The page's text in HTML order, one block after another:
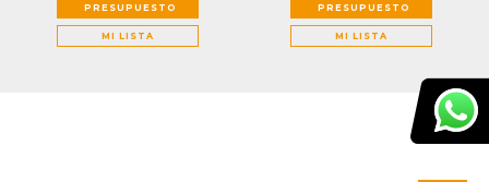
PRESUPUESTO
MI LISTA
PRESUPUESTO
MI LISTA